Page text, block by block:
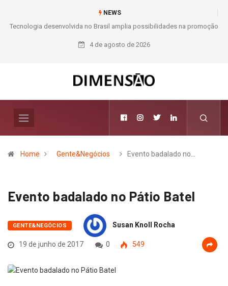
NEWS
Moda e Arte
4 de agosto de 2026
Home Gente&Negócios Evento badalado no…
Evento badalado no Pátio Batel
GENTE&NEGÓCIOS Susan Knoll Rocha
19 de junho de 2017 0 549